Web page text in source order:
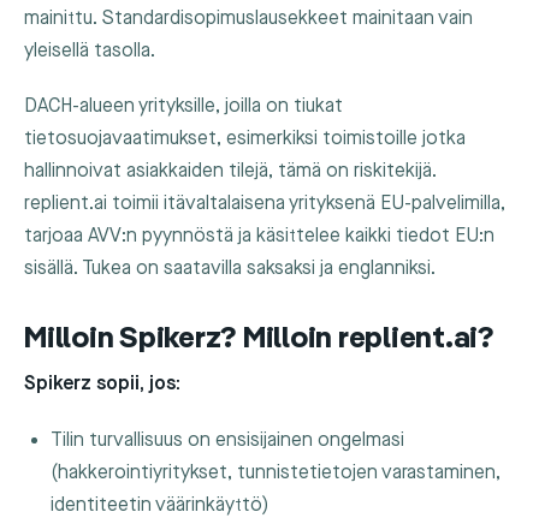
mainittu. Standardisopimuslausekkeet mainitaan vain
yleisellä tasolla.
DACH-alueen yrityksille, joilla on tiukat
tietosuojavaatimukset, esimerkiksi toimistoille jotka
hallinnoivat asiakkaiden tilejä, tämä on riskitekijä.
replient.ai toimii itävaltalaisena yrityksenä EU-palvelimilla,
tarjoaa AVV:n pyynnöstä ja käsittelee kaikki tiedot EU:n
sisällä. Tukea on saatavilla saksaksi ja englanniksi.
Milloin Spikerz? Milloin replient.ai?
Spikerz sopii, jos:
Tilin turvallisuus on ensisijainen ongelmasi
(hakkerointiyritykset, tunnistetietojen varastaminen,
identiteetin väärinkäyttö)